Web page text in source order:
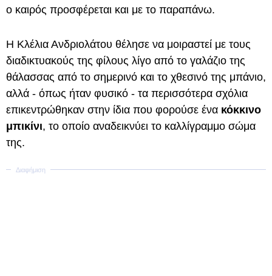
ο καιρός προσφέρεται και με το παραπάνω.
Η Κλέλια Ανδριολάτου θέλησε να μοιραστεί με τους
διαδικτυακούς της φίλους λίγο από το γαλάζιο της
θάλασσας από το σημερινό και το χθεσινό της μπάνιο,
αλλά - όπως ήταν φυσικό - τα περισσότερα σχόλια
επικεντρώθηκαν στην ίδια που φορούσε ένα κόκκινο
μπικίνι, το οποίο αναδεικνύει το καλλίγραμμο σώμα
της.